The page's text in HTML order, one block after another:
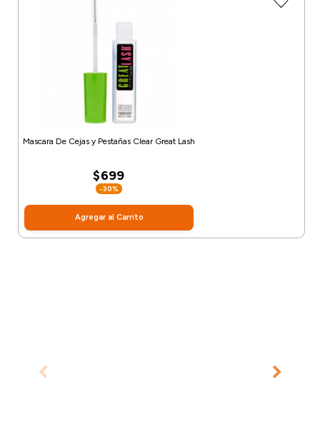
Mascara De Cejas y Pestañas Clear Great Lash
$699
-30%
Agregar al Carrito